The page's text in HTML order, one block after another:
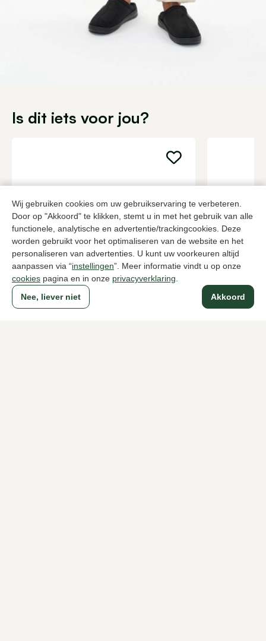
Wij gebruiken cookies om uw gebruikservaring te verbeteren.
Door op "Akkoord" te klikken, stemt u in met het gebruik van alle
functionele, analytische en advertentie/trackingcookies. Deze
worden gebruikt voor het optimaliseren van de website en het
personaliseren van advertenties. U kunt uw voorkeuren altijd
aanpassen via “instellingen”. Meer informatie vindt u op onze
cookies pagina en in onze privacyverklaring
Akkoord
Nee, liever niet
Is dit iets voor jou?
UGG
Bruine pantoffels heren
145,00
Bruine
55,00